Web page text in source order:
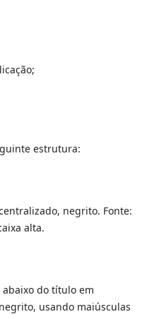
estrutura:
negrito. Fonte:
alta.
do título em
usando maiúsculas